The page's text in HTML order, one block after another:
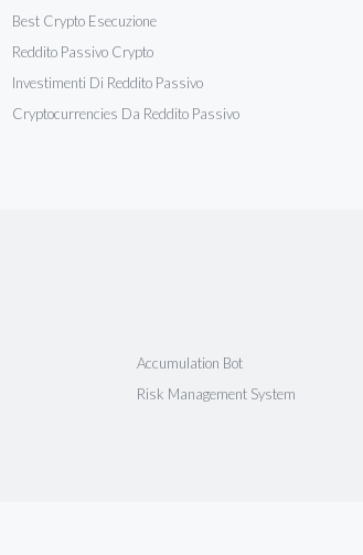
Best Crypto Esecuzione
Reddito Passivo Crypto
Investimenti Di Reddito Passivo
Cryptocurrencies Da Reddito Passivo
Accumulation Bot
Risk Management System